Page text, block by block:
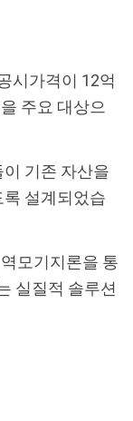
시가격이 12억
주요 대상으
기존 자산을
설계되었습
모기지론을 통
실질적 솔루션